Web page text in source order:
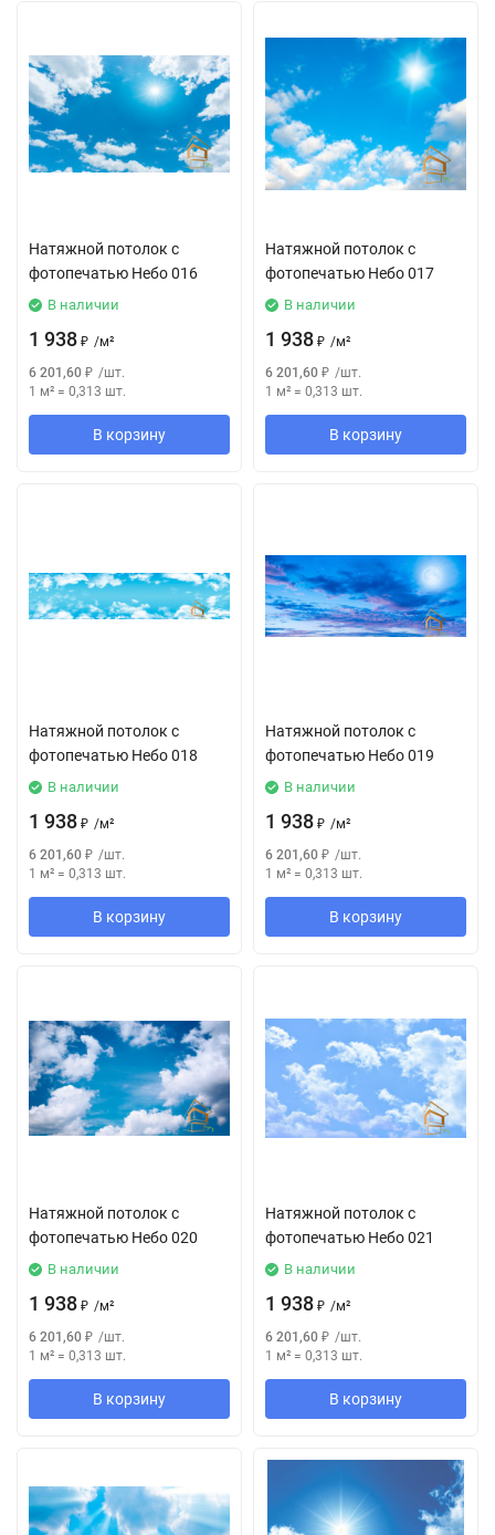
Натяжной потолок с
фотопечатью Небо 016
В наличии
1 938 ₽ /м²
6 201,60 ₽ /шт.
1 м² = 0,313 шт.
В корзину
Натяжной потолок с
фотопечатью Небо 017
В наличии
1 938 ₽ /м²
6 201,60 ₽ /шт.
1 м² = 0,313 шт.
В корзину
Натяжной потолок с
фотопечатью Небо 018
В наличии
1 938 ₽ /м²
6 201,60 ₽ /шт.
1 м² = 0,313 шт.
В корзину
Натяжной потолок с
фотопечатью Небо 019
В наличии
1 938 ₽ /м²
6 201,60 ₽ /шт.
1 м² = 0,313 шт.
В корзину
Натяжной потолок с
фотопечатью Небо 020
В наличии
1 938 ₽ /м²
6 201,60 ₽ /шт.
1 м² = 0,313 шт.
В корзину
Натяжной потолок с
фотопечатью Небо 021
В наличии
1 938 ₽ /м²
6 201,60 ₽ /шт.
1 м² = 0,313 шт.
В корзину